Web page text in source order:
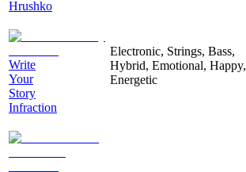
Hrushko
Write
Your
Story
Infraction
Electronic, Strings, Bass,
Hybrid, Emotional, Happy,
Energetic